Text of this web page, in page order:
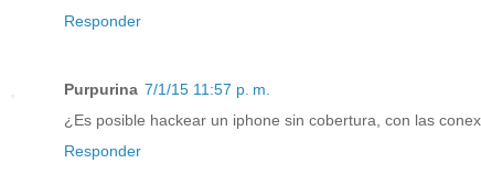
Responder
Purpurina 7/1/15 11:57 p. m.
¿Es posible hackear un iphone sin cobertura, con las
Responder